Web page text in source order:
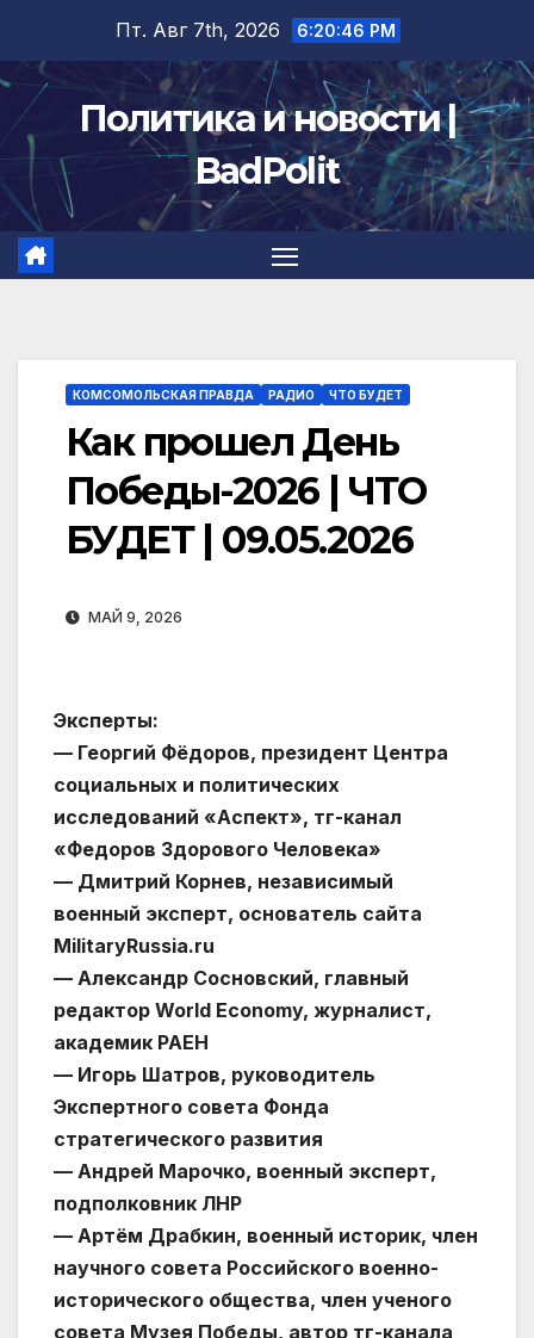
содержимому
Пт. Авг 7th, 2026 6:20:47 PM
Политика и новости |
BadPolit
КОМСОМОЛЬСКАЯ ПРАВДА РАДИО ЧТО БУДЕТ
Как прошел День
Победы-2026 | ЧТО
БУДЕТ | 09.05.2026
МАЙ 9, 2026
Эксперты:
— Георгий Фёдоров, президент Центра
социальных и политических
исследований «Аспект», тг-канал
«Федоров Здорового Человека»
— Дмитрий Корнев, независимый
военный эксперт, основатель сайта
MilitaryRussia.ru
— Александр Сосновский, главный
редактор World Economy, журналист,
академик РАЕН
— Игорь Шатров, руководитель
Экспертного совета Фонда
стратегического развития
— Андрей Марочко, военный эксперт,
подполковник ЛНР
— Артём Драбкин, военный историк, член
научного совета Российского военно-
исторического общества, член ученого
совета Музея Победы, автор тг-канала